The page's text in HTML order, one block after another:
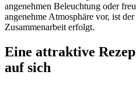
angenehmen Beleuchtung oder
angenehme Atmosphäre vor, ist
Zusammenarbeit erfolgt.
Eine attraktive
auf sich